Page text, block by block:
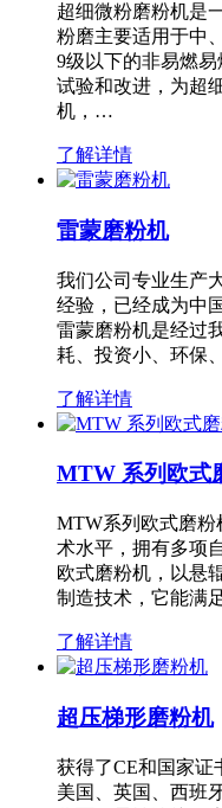
超细微粉磨粉机是
粉磨主要适用于中
9级以下的非易燃
试验和改进，为超
机，…
了解详情
雷蒙磨粉机
我们公司专业生产
经验，已经成为中
雷蒙磨粉机是经过
耗、投资小、环保
了解详情
MTW 系列欧式
MTW系列欧式磨
术水平，拥有多项
欧式磨粉机，以悬
制造技术，它能满
了解详情
超压梯形磨粉机
获得了CE和国家证
美国、英国、西班